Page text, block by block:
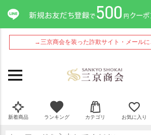
→三京商会を装った詐欺サイト・メール
新着商品 ランキング カテゴリ お気に入り